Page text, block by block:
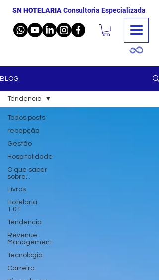
SN HOTELARIA Consultoria Especializada
BLOG
Todos posts
recepção
Gestão
Hospitalidade
O que saber
sobre...
Livros
Hotelaria
1.01
Tendencia
Revenue
Management
Tecnologia
Carreira
Tendencia